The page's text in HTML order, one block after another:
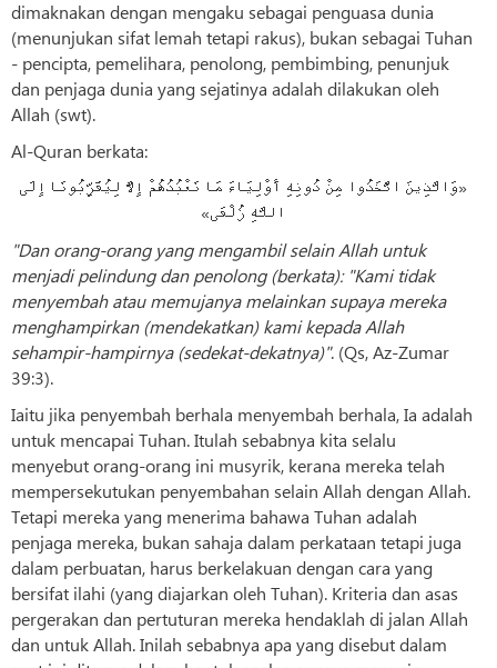
dimaknakan dengan mengaku sebagai penguasa dunia
(menunjukan sifat lemah tetapi rakus), bukan sebagai Tuhan
- pencipta, pemelihara, penolong, pembimbing, penunjuk
dan penjaga dunia yang sejatinya adalah dilakukan oleh
Allah (swt).
Al-Quran berkata:
«وَالَّذِينَ اتَّخَذُوا مِنْ دُونِهِ أَوْلِيَاءَ مَا نَعْبُدُهُمْ إِلَّا لِيُقَرِّبُونَا إِلَى
اللَّهِ زُلْفَی»
"Dan orang-orang yang mengambil selain Allah untuk
menjadi pelindung dan penolong (berkata): "Kami tidak
menyembah atau memujanya melainkan supaya mereka
menghampirkan (mendekatkan) kami kepada Allah
sehampir-hampirnya (sedekat-dekatnya)". (Qs, Az-Zumar
39:3).
Iaitu jika penyembah berhala menyembah berhala, Ia adalah
untuk mencapai Tuhan. Itulah sebabnya kita selalu
menyebut orang-orang ini musyrik, kerana mereka telah
mempersekutukan penyembahan selain Allah dengan Allah.
Tetapi mereka yang menerima bahawa Tuhan adalah
penjaga mereka, bukan sahaja dalam perkataan tetapi juga
dalam perbuatan, harus berkelakuan dengan cara yang
bersifat ilahi (yang diajarkan oleh Tuhan). Kriteria dan asas
pergerakan dan pertuturan mereka hendaklah di jalan Allah
dan untuk Allah. Inilah sebabnya apa yang disebut dalam